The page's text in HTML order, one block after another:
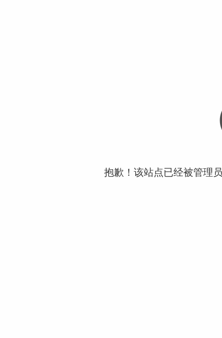
抱歉！该站点已经被管理